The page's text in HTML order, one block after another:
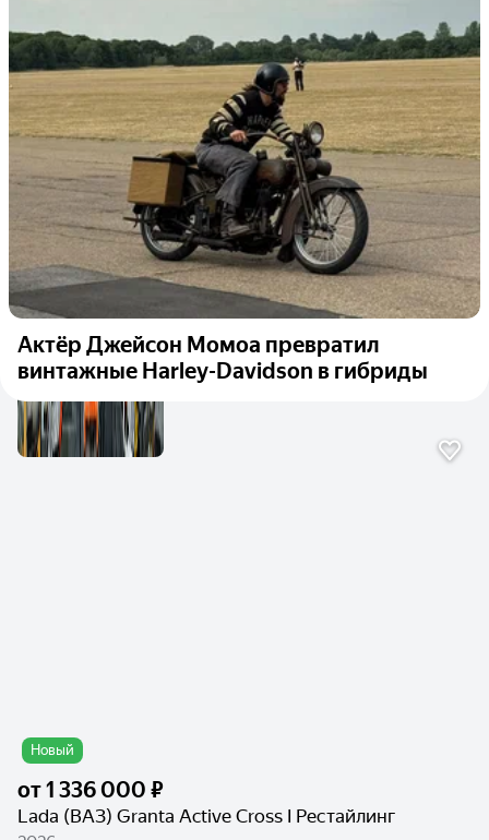
Актёр Джейсон Момоа превратил
винтажные Harley-Davidson в гибриды
Новый
от1 336 000 ₽
Lada (ВАЗ) Granta Active Cross I Рестайлинг